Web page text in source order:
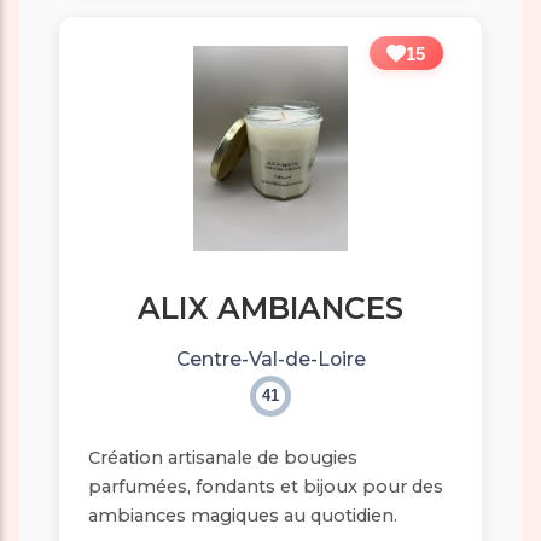
15
ALIX AMBIANCES
Centre-Val-de-Loire
41
Création artisanale de bougies
parfumées, fondants et bijoux pour des
ambiances magiques au quotidien.